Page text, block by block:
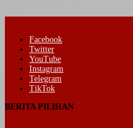
Facebook
Twitter
YouTube
Instagram
Telegram
TikTok
BERITA PILIHAN